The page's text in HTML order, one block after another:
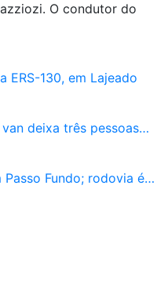
O condutor do
ERS-130, em Lajeado
deixa três pessoas…
Fundo; rodovia é…